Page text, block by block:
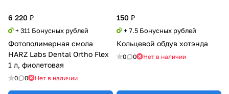
6 220 ₽
+ 311 Бонусных рублей
Фотополимерная смола
HARZ Labs Dental Ortho Flex
1 л, фиолетовая
0 0 Нет в наличии
150 ₽
+ 7.5 Бонусных рублей
Кольцевой обдув хотэнда
0 0 Нет в наличии